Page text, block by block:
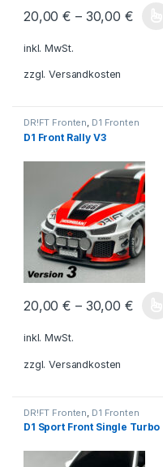
20,00€ – 30,00 €
Dieses Produkt weist
inkl. MwSt.
zzgl.Versandkosten
DR!FT Fronten, D1 Fronten
D1 Front Rally V3
20,00€ – 30,00 €
Dieses Produkt weist
inkl. MwSt.
zzgl.Versandkosten
DR!FT Fronten D1 Fronten
D1 Sport Front Single Turbo